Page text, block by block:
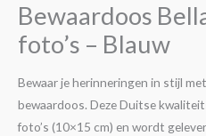
Bewaardoos
foto’s – Blauw
Bewaar je herinneringen in stijl
bewaardoos. Deze Duitse
foto’s (10×15 cm) en wordt